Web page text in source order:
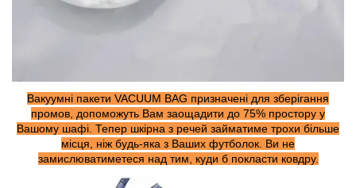
Вакуумні пакети VACUUM BAG призначені для зберігання
промов, допоможуть Вам заощадити до 75% простору у
Вашому шафі. Тепер шкірна з речей займатиме трохи більше
місця, ніж будь-яка з Ваших футболок. Ви не
замислюватиметеся над тим, куди б покласти ковдру.